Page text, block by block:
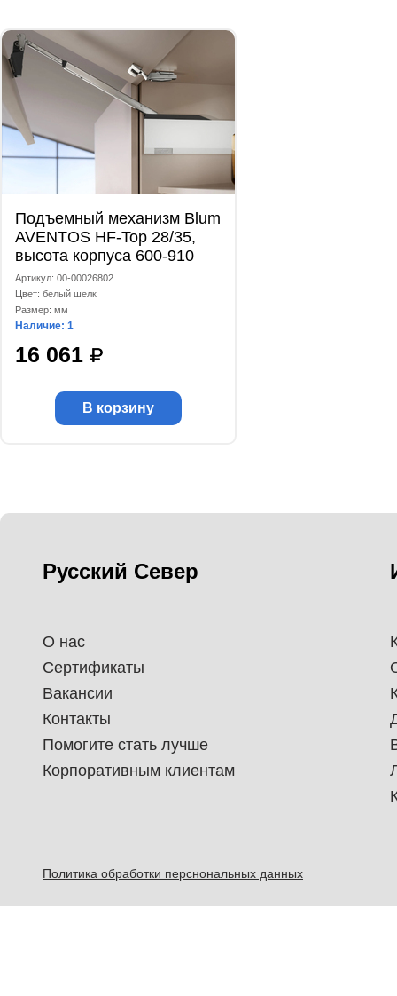
Подъемный механизм Blum
AVENTOS HF-Top 28/35,
высота корпуса 600-910
мм, коэффициент
мощности 10000-19300,
комплект, белый шелк
Артикул: 00-00026802
Цвет: белый шелк
Размер: мм
Наличие: 1
16 061
В корзину
Русский Север
О нас
Сертификаты
Вакансии
Контакты
Помогите стать лучше
Корпоративным клиентам
Политика обработки перснональных данных